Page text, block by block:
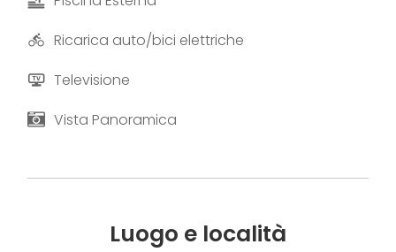
Ricarica auto/bici elettriche
Televisione
Vista Panoramica
Luogo e località